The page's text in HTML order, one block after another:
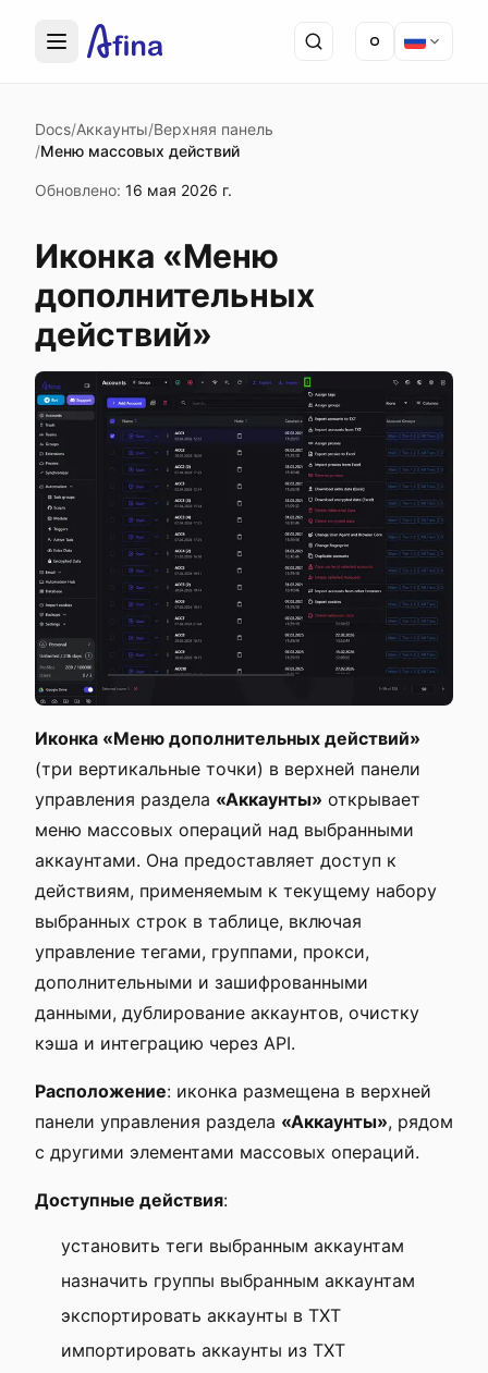
Docs/Аккаунты/Верхняя панель
/Меню массовых действий
Обновлено: 16 мая 2026 г.
Иконка «Меню
дополнительных
действий»
Иконка «Меню дополнительных действий»
(три вертикальные точки) в верхней панели
управления раздела «Аккаунты» открывает
меню массовых операций над выбранными
аккаунтами. Она предоставляет доступ к
действиям, применяемым к текущему набору
выбранных строк в таблице, включая
управление тегами, группами, прокси,
дополнительными и зашифрованными
данными, дублирование аккаунтов, очистку
кэша и интеграцию через API.
Расположение: иконка размещена в верхней
панели управления раздела «Аккаунты», рядом
с другими элементами массовых операций.
Доступные действия:
установить теги выбранным аккаунтам
назначить группы выбранным аккаунтам
экспортировать аккаунты в ТХТ
импортировать аккаунты из ТХТ